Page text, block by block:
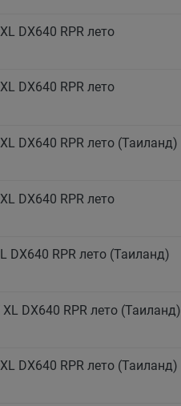
DX640 RPR лето
DX640 RPR лето
DX640 RPR лето (Таиланд)
DX640 RPR лето
DX640 RPR лето (Таиланд)
DX640 RPR лето (Таиланд)
DX640 RPR лето (Таиланд)